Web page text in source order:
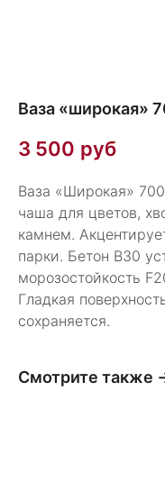
Ваза «широкая»
3 500 руб
Ваза «Широкая»
чаша для цветов,
камнем.
парки. Бетон В30
морозостойкость
Гладкая
сохраняется.
Смотрите также